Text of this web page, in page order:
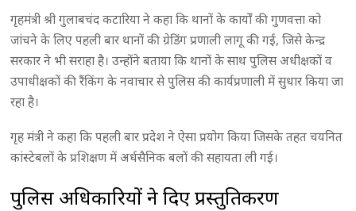
गृहमंत्री श्री गुलाबचंद कटारिया ने कहा कि थानों के कार्यों की गुणवत्ता को
जांचने के लिए पहली बार थानों की ग्रेडिंग प्रणाली लागू की गई, जिसे केन्द्र
सरकार ने भी सराहा है। उन्होंने बताया कि थानों के साथ पुलिस अधीक्षकों व
उपाधीक्षकों की रैंकिंग के नवाचार से पुलिस की कार्यप्रणाली में सुधार किया जा
रहा है।
गृह मंत्री ने कहा कि पहली बार प्रदेश ने ऐसा प्रयोग किया जिसके तहत चयनित
कांस्टेबलों के प्रशिक्षण में अर्धसैनिक बलों की सहायता ली गई।
पुलिस अधिकारियों ने दिए प्रस्तुतिकरण